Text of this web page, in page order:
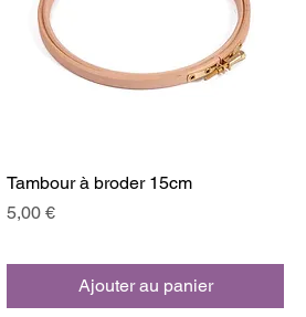
Tambour à broder 15cm
Prix
5,00 €
Ajouter au panier